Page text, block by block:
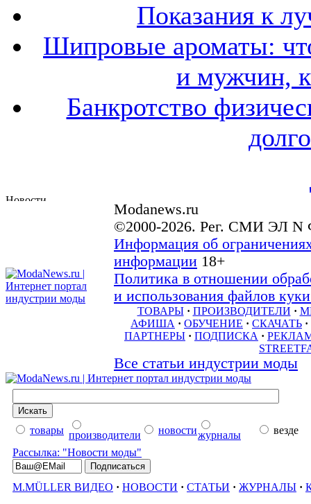
Показания к
Шипровые ароматы:
и мужчин,
Банкротство
Modanews.ru
©2000-2026. Рег. СМИ ЭЛ N
Информация об
информации 18+
Политика в отношении
и использования файлов
ТОВАРЫ · ПРОИЗВОДИТЕЛИ ·
АФИША · ОБУЧЕНИЕ · СКАЧАТЬ ·
ПАРТНЕРЫ · ПОДПИСКА ·
Все статьи индустрии моды
товары производители новостижурналы
везде
Рассылка: "Новости моды"
M.MÜLLER ВИДЕО · НОВОСТИ · СТАТЬИ · ЖУРНАЛЫ ·